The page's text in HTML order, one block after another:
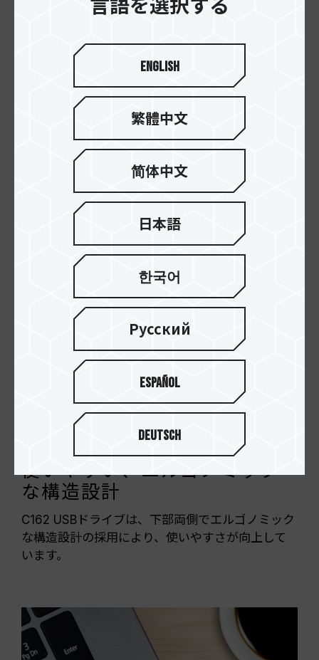
寒色の金属とミニマルな色彩
を組み合わせたデザイン
TEAMGROUPのC162は、耐久性のある金属と暖か
みのあるカラーという相反する2つの要素を組み合
わせています。耐久性や優しさを兼ね備えたUSBド
C162は最高速のUSB 3.2 Gen 1 (3.0/3.1)インター
フェイスUSB 3.2 Gen 1 (3.0/3.1)を搭載し、高パフ
ォーマンスを求めるビジネスユーザーや熱心な愛
好家のニーズに対応しています。耐久性のある亜鉛
合金と、柔らかくミステリアスなブラックを美し
く巧みに組み合わせています。
使いやすい、エルゴノミック
な構造設計
C162 USBドライブは、下部両側でエルゴノミック
な構造設計の採用により、使いやすさが向上して
います。
言語を選択する
English
繁體中文
简体中文
日本語
한국어
Русский
Español
Deutsch